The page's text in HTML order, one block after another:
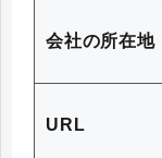
会社の所在地
URL